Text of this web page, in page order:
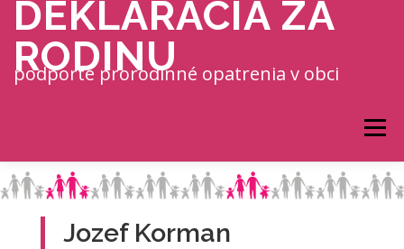
Prejsť na obsah
DEKLARÁCIA ZA
RODINU
podporte prorodinné opatrenia v obci
Menu
Jozef Korman